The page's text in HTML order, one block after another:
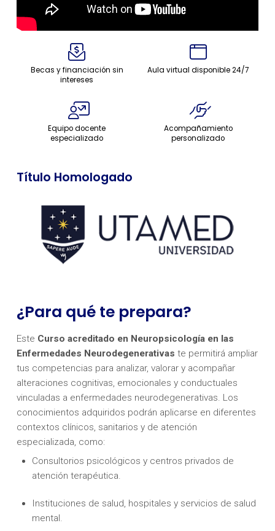
Becas y financiación sin
intereses
Aula virtual disponible 24/7
Equipo docente
especializado
Acompañamiento
personalizado
Título Homologado
¿Para qué te prepara?
Este Curso acreditado en Neuropsicología en las
Enfermedades Neurodegenerativas te permitirá ampliar
tus competencias para analizar, valorar y acompañar
alteraciones cognitivas, emocionales y conductuales
vinculadas a enfermedades neurodegenerativas. Los
conocimientos adquiridos podrán aplicarse en diferentes
contextos clínicos, sanitarios y de atención
especializada, como:
Consultorios psicológicos y centros privados de
atención terapéutica.
Instituciones de salud, hospitales y servicios de salud
mental.